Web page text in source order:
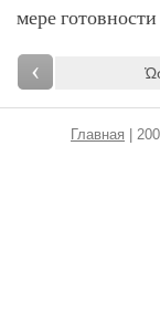
мере
‹
Главная |